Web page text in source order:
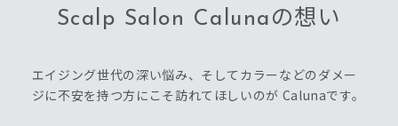
Scalp Salon Calunaの想い
エイジング世代の深い悩み、そしてカラーなどのダメー
ジに不安を持つ方にこそ訪れてほしいのが Calunaです。